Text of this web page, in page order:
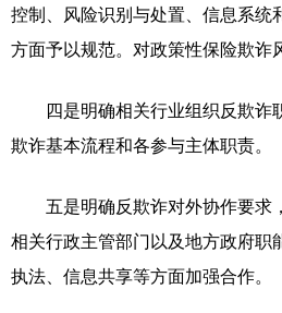
控制、风险识别与处置、信息系统
方面予以规范。对政策性保险欺诈
四是明确相关行业组织反欺诈
欺诈基本流程和各参与主体职责。
五是明确反欺诈对外协作要求，
相关行政主管部门以及地方政府职
执法、信息共享等方面加强合作。